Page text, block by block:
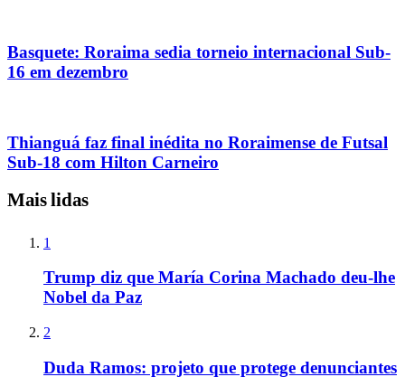
Basquete: Roraima sedia torneio internacional Sub-
16 em dezembro
Thianguá faz final inédita no Roraimense de Futsal
Sub-18 com Hilton Carneiro
Mais lidas
1
Trump diz que María Corina Machado deu-lhe
Nobel da Paz
2
Duda Ramos: projeto que protege denunciantes